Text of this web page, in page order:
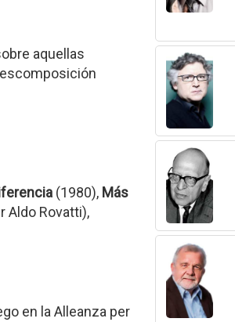
aquellas
(1980), Más
Aldo Rovatti),
en la Alleanza per